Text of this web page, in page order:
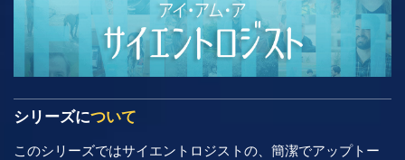
シリーズについて
このシリーズではサイエントロジストの、簡潔でアップトー